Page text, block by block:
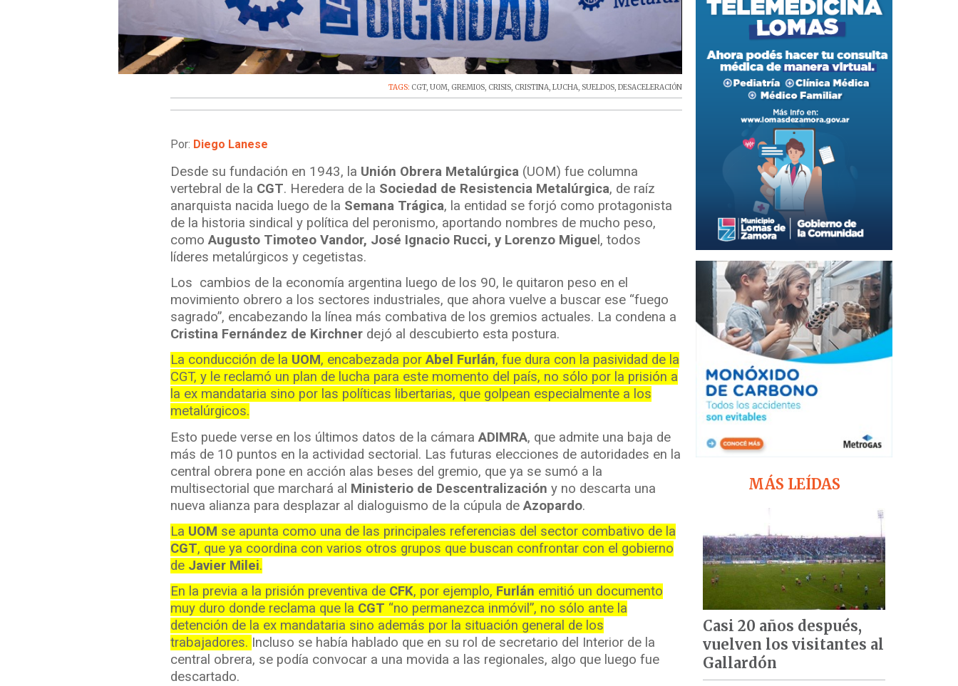
TAGS: CGT,UOM, GREMIOS, CRISIS, CRISTINA,LUCHA,SUELDOS,DESACELERACIÓN
Por: Diego Lanese
Desde su fundación en 1943, la Unión Obrera Metalúrgica (UOM) fue columna
vertebral de la CGT. Heredera de la Sociedad de Resistencia Metalúrgica, de raíz
anarquista nacida luego de la Semana Trágica, la entidad se forjó como protagonista
de la historia sindical y política del peronismo, aportando nombres de mucho peso,
comoAugusto Timoteo Vandor, José Ignacio Rucci, y Lorenzo Migue l, todos
líderes metalúrgicos y cegetistas.
Los cambios de la economía argentina luego de los 90, le quitaron peso en el
movimiento obrero a los sectores industriales, que ahora vuelve a buscar ese “fuego
sagrado”, encabezando la línea más combativa de los gremios actuales. La condena a
Cristina Fernández de Kirchner dejó al descubierto esta postura.
La conducción de la UOM, encabezada porAbel Furlán, fue dura con la pasividad de la
CGT, y le reclamó un plan de lucha para este momento del país, no sólo por la prisión a
la ex mandataria sino por las políticas libertarias, que golpean especialmente a los
metalúrgicos.
Esto puede verse en los últimos datos de la cámaraADIMRA, que admite una baja de
más de 10 puntos en la actividad sectorial. Las futuras elecciones de autoridades en la
central obrera pone en acción alas beses del gremio, que ya se sumó a la
multisectorial que marchará al Ministerio de Descentralización y no descarta una
nueva alianza para desplazar al dialoguismo de la cúpula deAzopardo.
La UOM se apunta como una de las principales referencias del sector combativo de la
CGT, que ya coordina con varios otros grupos que buscan confrontar con el gobierno
de Javier Milei.
En la previa a la prisión preventiva de CFK, por ejemplo, Furlán emitió un documento
muy duro donde reclama que la CGT “no permanezca inmóvil”, no sólo ante la
detención de la ex mandataria sino además por la situación general de los
trabajadores. Incluso se había hablado que en su rol de secretario del Interior de la
central obrera, se podía convocar a una movida a las regionales, algo que luego fue
descartado.
MÁS LEÍDAS
Casi 20 años después,
vuelven los visitantes al
Gallardón